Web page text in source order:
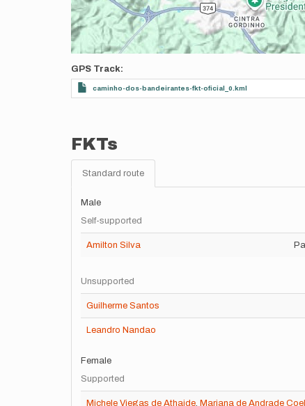
GPS Track
caminho-dos-bandeirantes-fkt-oficial_0.kml
FKTs
Standard route
Male
Self-supported
Amilton Silva
Unsupported
Guilherme Santos
Leandro Nandao
Female
Supported
Michele Viegas de Athaide, Mariana de Andrade